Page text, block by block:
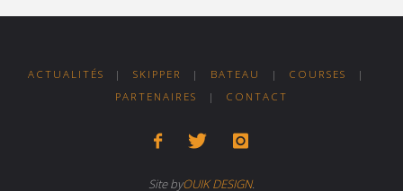
ACTUALITÉS | SKIPPER | BATEAU | COURSES
|
PARTENAIRES
| CONTACT
Site byOUIK DESIGN.